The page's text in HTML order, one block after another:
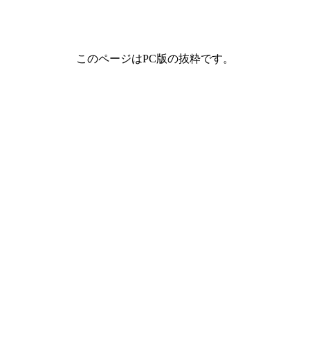
このページはPC版の抜粋です。